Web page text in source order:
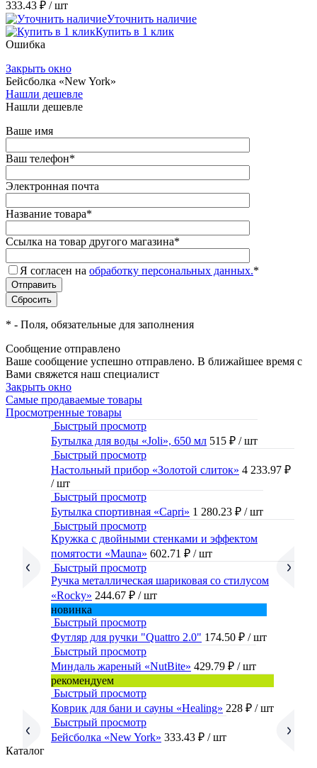
333.43 ₽ / шт
Уточнить наличие
Купить в 1 клик
Ошибка
Закрыть окно
Бейсболка «New York»
Нашли дешевле
Нашли дешевле
Ваше имя
Ваш телефон*
Электронная почта
Название товара*
Ссылка на товар другого магазина*
Я согласен на обработку персональных данных.*
* - Поля, обязательные для заполнения
Сообщение отправлено
Ваше сообщение успешно отправлено. В ближайшее время с
Вами свяжется наш специалист
Закрыть окно
Самые продаваемые товары
Просмотренные товары
Быстрый просмотр
Бутылка для воды «Joli», 650 мл 515 ₽ / шт
Быстрый просмотр
Настольный прибор «Золотой слиток» 4 233.97 ₽
/ шт
Быстрый просмотр
Бутылка спортивная «Capri» 1 280.23 ₽ / шт
Быстрый просмотр
Кружка с двойными стенками и эффектом
помятости «Mauna» 602.71 ₽ / шт
Быстрый просмотр
Ручка металлическая шариковая со стилусом
«Rocky» 244.67 ₽ / шт
новинка
Быстрый просмотр
Футляр для ручки "Quattro 2.0" 174.50 ₽ / шт
Быстрый просмотр
Миндаль жареный «NutBite» 429.79 ₽ / шт
рекомендуем
Быстрый просмотр
Коврик для бани и сауны «Healing» 228 ₽ / шт
Быстрый просмотр
Бейсболка «New York» 333.43 ₽ / шт
Каталог